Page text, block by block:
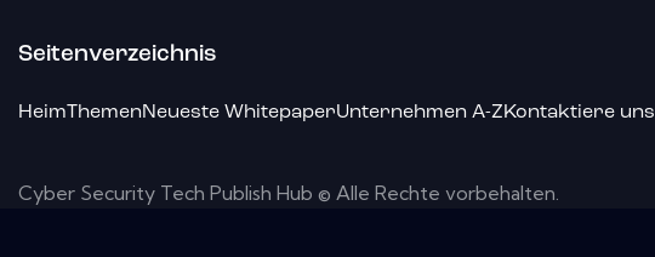
Seitenverzeichnis
HeimThemenNeueste WhitepaperUnternehmen A-ZKontaktiere uns
Cyber ​​Security Tech Publish Hub © Alle Rechte vorbehalten.